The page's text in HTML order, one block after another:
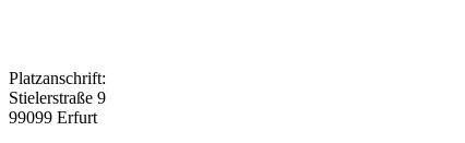
Platzanschrift:
Stielerstraße 9
99099 Erfurt